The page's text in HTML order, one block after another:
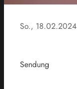
So., 18.02.2024
Sendung